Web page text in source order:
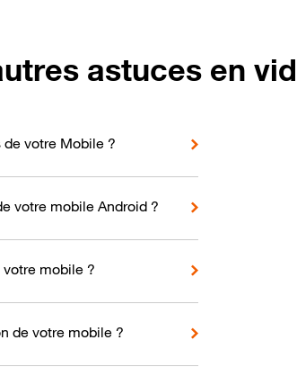
astuces en
votre Mobile ?
votre mobile Android ?
mobile ?
de votre mobile ?